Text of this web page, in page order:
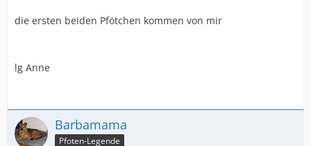
die ersten beiden Pfötchen kommen von mir
lg Anne
Barbamama
Pfoten-Legende